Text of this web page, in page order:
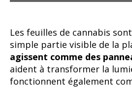
Les feuilles de cannabis
simple partie visible de la
agissent comme des
aident à transformer la
fonctionnent également